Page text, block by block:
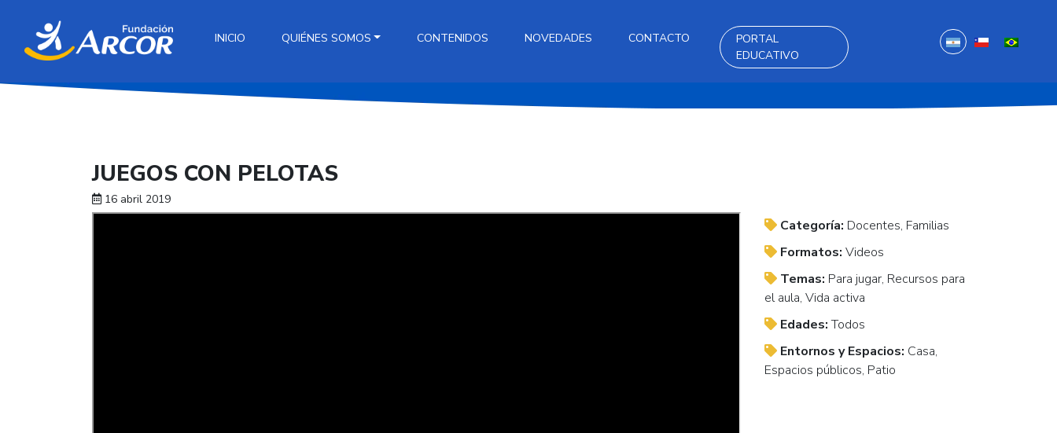
INICIO QUIÉNES SOMOS CONTENIDOS NOVEDADES CONTACTO
PORTAL
EDUCATIVO
JUEGOS CON PELOTAS
16 abril 2019
Categoría: Docentes, Familias
Formatos: Videos
Temas: Para jugar, Recursos para
el aula, Vida activa
Edades:Todos
Entornos y Espacios: Casa,
Espacios públicos, Patio